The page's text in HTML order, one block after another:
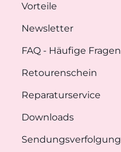
Vorteile
Newsletter
FAQ - Häufige Fragen
Retourenschein
Reparaturservice
Downloads
Sendungsverfolgung